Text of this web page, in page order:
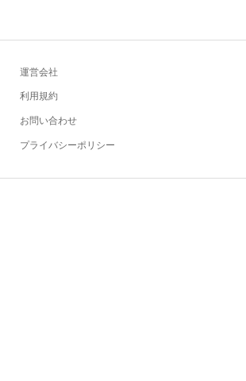
運営会社
利用規約
お問い合わせ
プライバシーポリシー